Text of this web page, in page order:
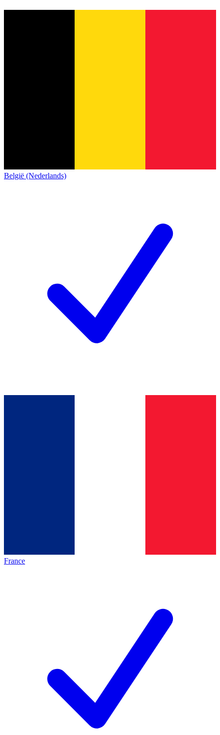
België (Nederlands)
France